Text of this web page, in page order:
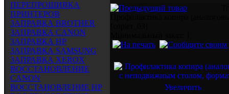
ПЕРЕПРОШИВКА
ПРИНТЕРОВ
ЗАПРАВКА BROTHER
ЗАПРАВКА CANON
ЗАПРАВКА HP
ЗАПРАВКА SAMSUNG
ЗАПРАВКА XEROX
ВОССТАНОВЛЕНИЕ
CANON
ВОССТАНОВЛЕНИЕ HP
Увеличить